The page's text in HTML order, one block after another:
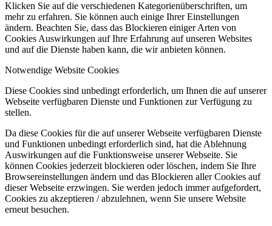
Klicken Sie auf die verschiedenen Kategorienüberschriften, um
mehr zu erfahren. Sie können auch einige Ihrer Einstellungen
ändern. Beachten Sie, dass das Blockieren einiger Arten von
Cookies Auswirkungen auf Ihre Erfahrung auf unseren Websites
und auf die Dienste haben kann, die wir anbieten können.
Notwendige Website Cookies
Diese Cookies sind unbedingt erforderlich, um Ihnen die auf unserer
Webseite verfügbaren Dienste und Funktionen zur Verfügung zu
stellen.
Da diese Cookies für die auf unserer Webseite verfügbaren Dienste
und Funktionen unbedingt erforderlich sind, hat die Ablehnung
Auswirkungen auf die Funktionsweise unserer Webseite. Sie
können Cookies jederzeit blockieren oder löschen, indem Sie Ihre
Browsereinstellungen ändern und das Blockieren aller Cookies auf
dieser Webseite erzwingen. Sie werden jedoch immer aufgefordert,
Cookies zu akzeptieren / abzulehnen, wenn Sie unsere Website
erneut besuchen.